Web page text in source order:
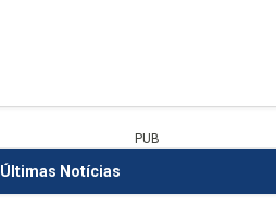
PUB
Últimas Notícias